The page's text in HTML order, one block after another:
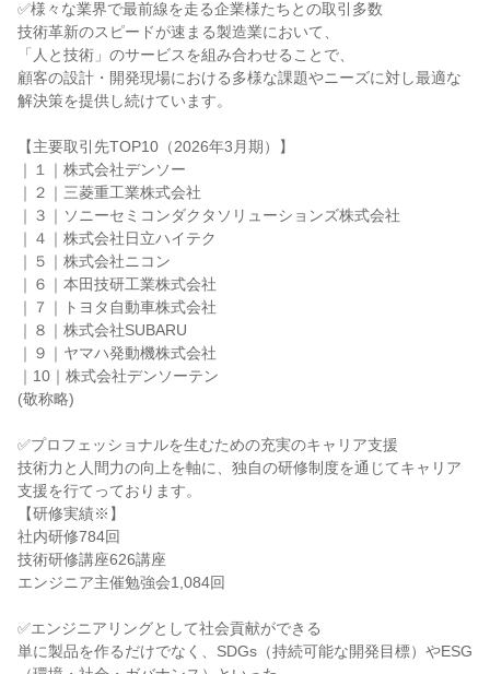
✅様々な業界で最前線を走る企業様たちとの取引多数
技術革新のスピードが速まる製造業において、
「人と技術」のサービスを組み合わせることで、
顧客の設計・開発現場における多様な課題やニーズに対し最適な
解決策を提供し続けています。
【主要取引先TOP10（2026年3月期）】
｜１｜株式会社デンソー
｜２｜三菱重工業株式会社
｜３｜ソニーセミコンダクタソリューションズ株式会社
｜４｜株式会社日立ハイテク
｜５｜株式会社ニコン
｜６｜本田技研工業株式会社
｜７｜トヨタ自動車株式会社
｜８｜株式会社SUBARU
｜９｜ヤマハ発動機株式会社
｜10｜株式会社デンソーテン
(敬称略)
✅プロフェッショナルを生むための充実のキャリア支援
技術力と人間力の向上を軸に、独自の研修制度を通じてキャリア
支援を行てっております。
【研修実績※】
社内研修784回
技術研修講座626講座
エンジニア主催勉強会1,084回
✅エンジニアリングとして社会貢献ができる
単に製品を作るだけでなく、SDGs（持続可能な開発目標）やESG